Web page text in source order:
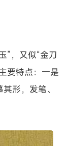
”，又似“金刀
要特点：一是
形，发笔、